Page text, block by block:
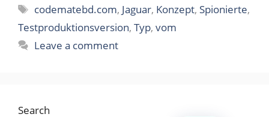
Tags
codematebd.com, Jaguar, Konzept, Spionierte,
Testproduktionsversion, Typ, vom
Leave a comment
Search